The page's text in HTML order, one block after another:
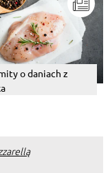
o daniach z